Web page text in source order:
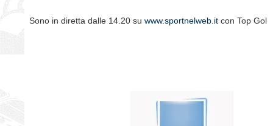
Sono in diretta dalle 14.20 su www.sportnelweb.it con Top Gol